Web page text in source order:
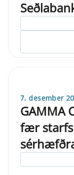
7. desember
GAMMA
fær